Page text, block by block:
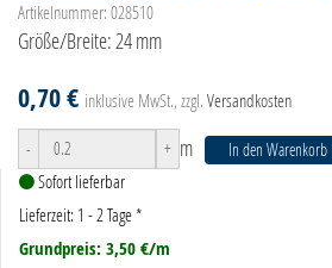
Artikelnummer: 028510
Größe/Breite: 24 mm
0,70 € inklusive MwSt., zzgl. Versandkosten
- + m In den Warenkorb
Sofort lieferbar
Lieferzeit: 1 - 2 Tage*
Grundpreis: 3,50 €/m